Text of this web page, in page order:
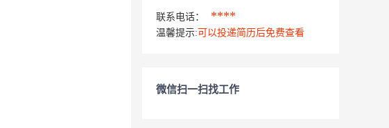
联系电话： ****
温馨提示: 可以投递简历后免费查看
微信扫一扫找工作